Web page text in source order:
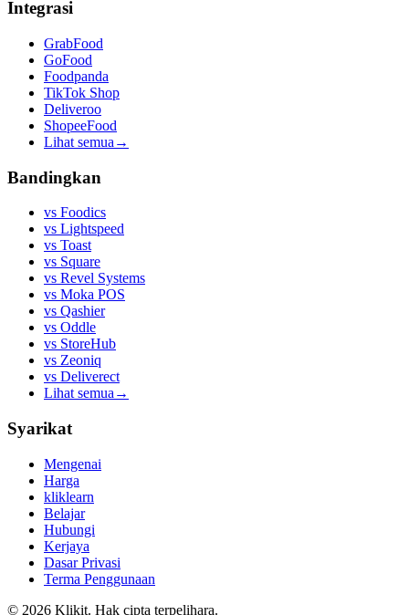
Integrasi
GrabFood
GoFood
Foodpanda
TikTok Shop
Deliveroo
ShopeeFood
Lihat semua →
Bandingkan
vs Foodics
vs Lightspeed
vs Toast
vs Square
vs Revel Systems
vs Moka POS
vs Qashier
vs Oddle
vs StoreHub
vs Zeoniq
vs Deliverect
Lihat semua →
Syarikat
Mengenai
Harga
kliklearn
Belajar
Hubungi
Kerjaya
Dasar Privasi
Terma Penggunaan
© 2026 Klikit. Hak cipta terpelihara.